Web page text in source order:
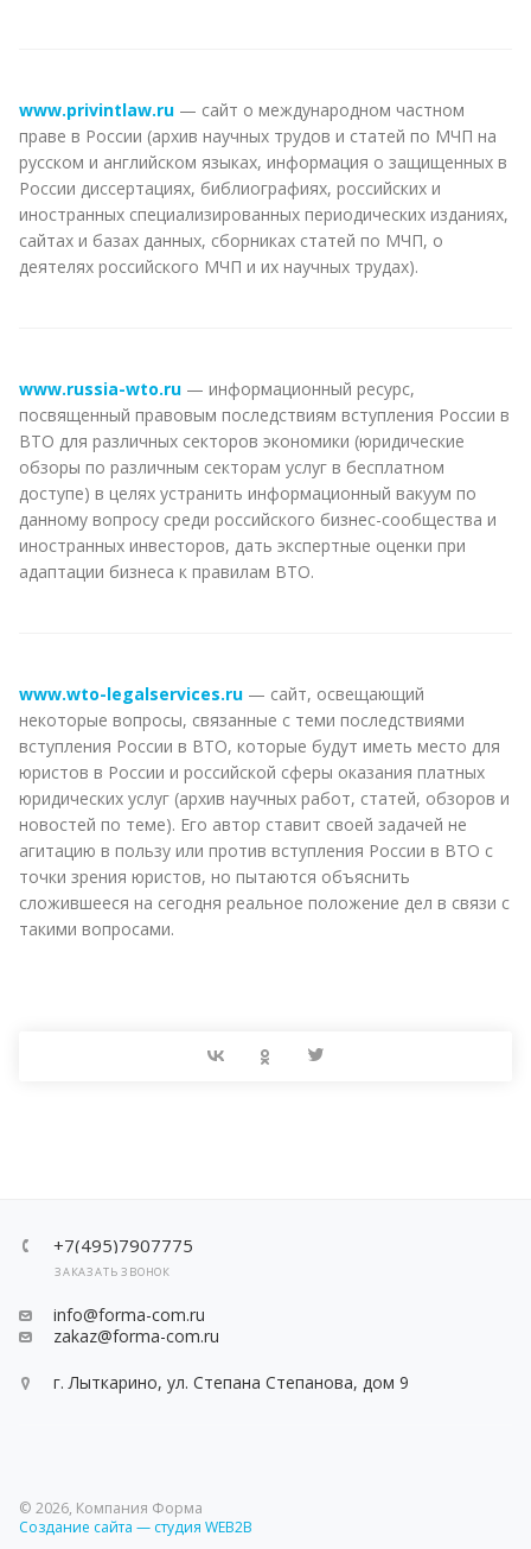
www.privintlaw.ru — сайт о международном частном
праве в России (архив научных трудов и статей по МЧП на
русском и английском языках, информация о защищенных в
России диссертациях, библиографиях, российских и
иностранных специализированных периодических изданиях,
сайтах и базах данных, сборниках статей по МЧП, о
деятелях российского МЧП и их научных трудах).
www.russia-wto.ru — информационный ресурс,
посвященный правовым последствиям вступления России в
ВТО для различных секторов экономики (юридические
обзоры по различным секторам услуг в бесплатном
доступе) в целях устранить информационный вакуум по
данному вопросу среди российского бизнес-сообщества и
иностранных инвесторов, дать экспертные оценки при
адаптации бизнеса к правилам ВТО.
www.wto-legalservices.ru — сайт, освещающий
некоторые вопросы, связанные с теми последствиями
вступления России в ВТО, которые будут иметь место для
юристов в России и российской сферы оказания платных
юридических услуг (архив научных работ, статей, обзоров и
новостей по теме). Его автор ставит своей задачей не
агитацию в пользу или против вступления России в ВТО с
точки зрения юристов, но пытаются объяснить
сложившееся на сегодня реальное положение дел в связи с
такими вопросами.
+7(495)7907775
ЗАКАЗАТЬ ЗВОНОК
info@forma-com.ru
zakaz@forma-com.ru
г. Лыткарино, ул. Степана Степанова, дом 9
© 2026, Компания Форма
Создание сайта — студия WEB2B